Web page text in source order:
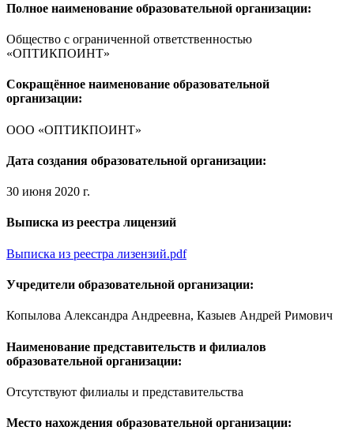
Полное наименование образовательной организации:
Общество с ограниченной ответственностью
«ОПТИКПОИНТ»
Сокращённое наименование образовательной
организации:
ООО «ОПТИКПОИНТ»
Дата создания образовательной организации:
30 июня 2020 г.
Выписка из реестра лицензий
Выписка из реестра лизензий.pdf
Учредители образовательной организации:
Копылова Александра Андреевна, Казыев Андрей Римович
Наименование представительств и филиалов
образовательной организации:
Отсутствуют филиалы и представительства
Место нахождения образовательной организации: